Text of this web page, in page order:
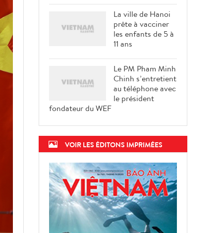
La ville de Hanoi
prête à vacciner
les enfants de 5 à
11 ans
Le PM Pham Minh
Chinh s’entretient
au téléphone avec
le président
fondateur du WEF
VOIR LES ÉDITONS IMPRIMÉES